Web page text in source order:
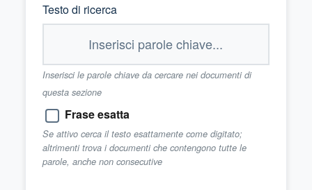
Testo di ricerca
Inserisci le parole chiave da cercare nei documenti di
questa sezione
Frase esatta
Se attivo cerca il testo esattamente come digitato;
altrimenti trova i documenti che contengono tutte le
parole, anche non consecutive